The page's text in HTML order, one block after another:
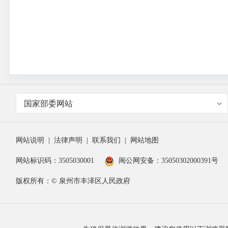
国家部委网站
网站说明 法律声明 联系我们 网站地图
网站标识码：3505030001 闽公网安备：35050302000391号
版权所有：© 泉州市丰泽区人民政府